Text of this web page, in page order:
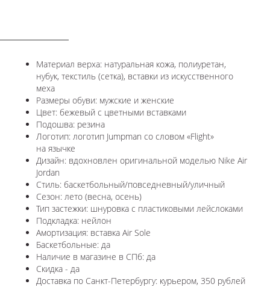
Материал верха: натуральная кожа, полиуретан,
нубук, текстиль (сетка), вставки из искусственного
меха
Размеры обуви: мужские и женские
Цвет: бежевый с цветными вставками
Подошва: резина
Логотип: логотип Jumpman со словом «Flight»
на язычке
Дизайн: вдохновлен оригинальной моделью Nike Air
Jordan
Стиль: баскетбольный/повседневный/уличный
Сезон: лето (весна, осень)
Тип застежки: шнуровка с пластиковыми лейслоками
Подкладка: нейлон
Амортизация: вставка Air Sole
Баскетбольные: да
Наличие в магазине в СПб: да
Скидка - да
Доставка по Санкт-Петербургу: курьером, 350 рублей